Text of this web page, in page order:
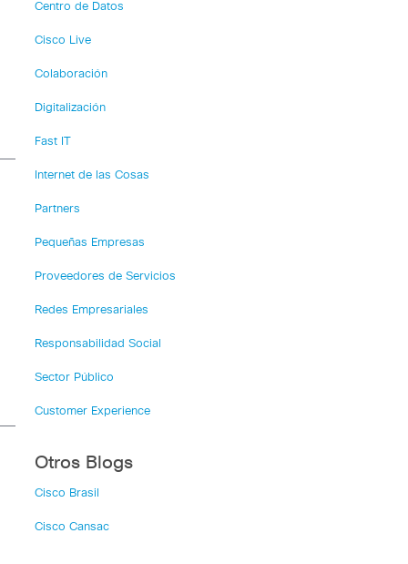
Centro de Datos
Cisco Live
Colaboración
Digitalización
Fast IT
Internet de las Cosas
Partners
Pequeñas Empresas
Proveedores de Servicios
Redes Empresariales
Responsabilidad Social
Sector Público
Customer Experience
Otros Blogs
Cisco Brasil
Cisco Cansac